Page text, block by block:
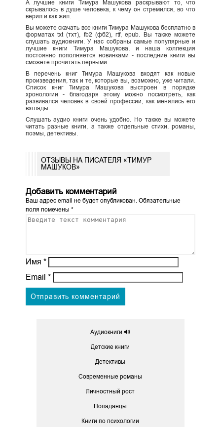
А лучшие книги Тимура Машукова раскрывают то, что
скрывалось в душе человека, к чему он стремился, во что
верил и как жил.
Вы можете скачать все книги Тимура Машукова бесплатно в
форматах txt (тхт), fb2 (фб2), rtf, epub. Вы также можете
слушать аудиокниги. У нас собраны самые популярные и
лучшие книги Тимура Машукова, и наша коллекция
постоянно пополняется новинками - последние книги вы
сможете прочитать первыми.
В перечень книг Тимура Машукова входят как новые
произведения, так и те, которые вы, возможно, уже читали.
Список книг Тимура Машукова выстроен в порядке
хронологии - благодаря этому можно посмотреть, как
развивался человек в своей профессии, как менялись его
взгляды.
Слушать аудио книги очень удобно. Но также вы можете
читать разные книги, а также отдельные стихи, романы,
поэмы, детективы.
ОТЗЫВЫ НА ПИСАТЕЛЯ «ТИМУР
МАШУКОВ»
Добавить комментарий
Ваш адрес email не будет опубликован.Обязательные
поля помечены *
Имя *
Email *
Аудиокниги 🔊
Детские книги
Детективы
Современные романы
Личностный рост
Попаданцы
Книги по психологии